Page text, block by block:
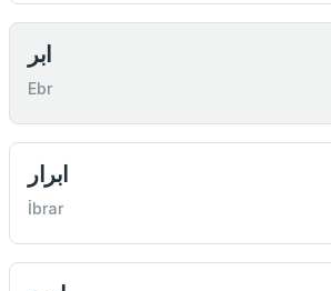
ابر
Ebr
ابرار
İbrar